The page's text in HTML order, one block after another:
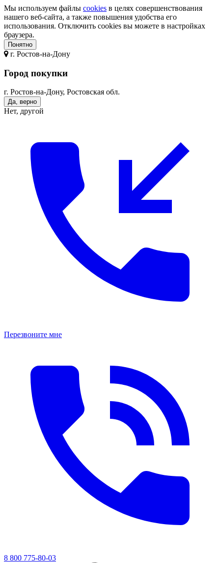
Мы используем файлы cookies в целях совершенствования
нашего веб-сайта, а также повышения удобства его
использования. Отключить cookies вы можете в настройках
браузера.
Понятно
г. Ростов-на-Дону
Город покупки
г. Ростов-на-Дону, Ростовская обл.
Да, верно
Нет, другой
Перезвоните мне
8 800 775-80-03